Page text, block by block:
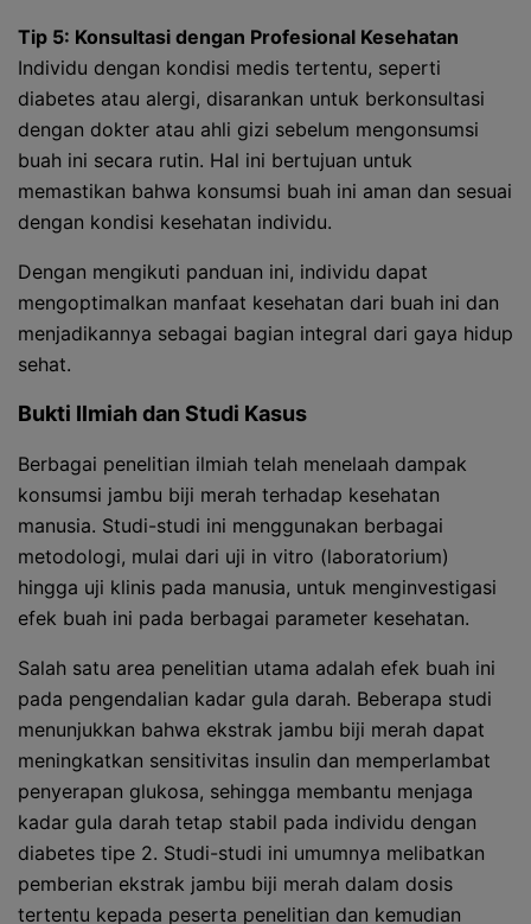
Tip 5: Konsultasi dengan Profesional Kesehatan
Individu dengan kondisi medis tertentu, seperti
diabetes atau alergi, disarankan untuk berkonsultasi
dengan dokter atau ahli gizi sebelum mengonsumsi
buah ini secara rutin. Hal ini bertujuan untuk
memastikan bahwa konsumsi buah ini aman dan sesuai
dengan kondisi kesehatan individu.
Dengan mengikuti panduan ini, individu dapat
mengoptimalkan manfaat kesehatan dari buah ini dan
menjadikannya sebagai bagian integral dari gaya hidup
sehat.
Bukti Ilmiah dan Studi Kasus
Berbagai penelitian ilmiah telah menelaah dampak
konsumsi jambu biji merah terhadap kesehatan
manusia. Studi-studi ini menggunakan berbagai
metodologi, mulai dari uji in vitro (laboratorium)
hingga uji klinis pada manusia, untuk menginvestigasi
efek buah ini pada berbagai parameter kesehatan.
Salah satu area penelitian utama adalah efek buah ini
pada pengendalian kadar gula darah. Beberapa studi
menunjukkan bahwa ekstrak jambu biji merah dapat
meningkatkan sensitivitas insulin dan memperlambat
penyerapan glukosa, sehingga membantu menjaga
kadar gula darah tetap stabil pada individu dengan
diabetes tipe 2. Studi-studi ini umumnya melibatkan
pemberian ekstrak jambu biji merah dalam dosis
tertentu kepada peserta penelitian dan kemudian